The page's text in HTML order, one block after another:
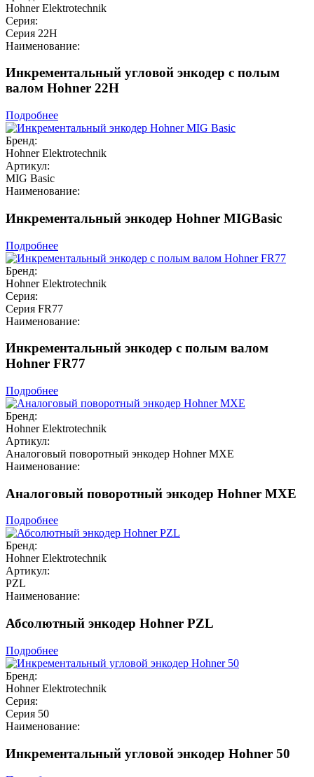
Hohner Elektrotechnik
Серия:
Серия 22H
Наименование:
Инкрементальный угловой энкодер с полым
валом Hohner 22H
Подробнее
Бренд:
Hohner Elektrotechnik
Артикул:
MIG Basic
Наименование:
Инкрементальный энкодер Hohner MIGBasic
Подробнее
Бренд:
Hohner Elektrotechnik
Серия:
Серия FR77
Наименование:
Инкрементальный энкодер с полым валом
Hohner FR77
Подробнее
Бренд:
Hohner Elektrotechnik
Артикул:
Аналоговый поворотный энкодер Hohner MXE
Наименование:
Аналоговый поворотный энкодер Hohner MXE
Подробнее
Бренд:
Hohner Elektrotechnik
Артикул:
PZL
Наименование:
Абсолютный энкодер Hohner PZL
Подробнее
Бренд:
Hohner Elektrotechnik
Серия:
Серия 50
Наименование:
Инкрементальный угловой энкодер Hohner 50